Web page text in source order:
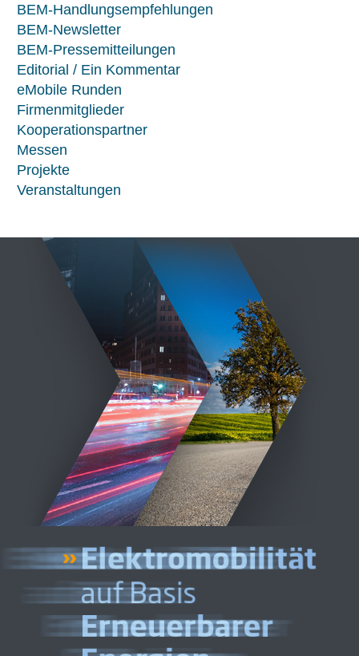
BEM-Handlungsempfehlungen
BEM-Newsletter
BEM-Pressemitteilungen
Editorial / Ein Kommentar
eMobile Runden
Firmenmitglieder
Kooperationspartner
Messen
Projekte
Veranstaltungen